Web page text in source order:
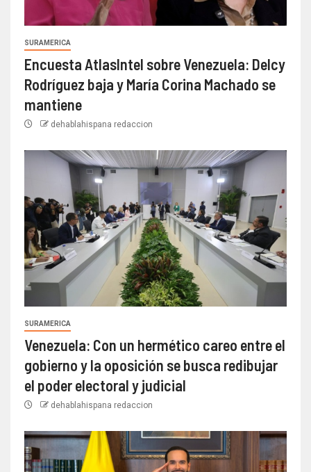
SURAMERICA
Encuesta AtlasIntel sobre Venezuela: Delcy
Rodríguez baja y María Corina Machado se
mantiene
dehablahispana redaccion
SURAMERICA
Venezuela: Con un hermético careo entre el
gobierno y la oposición se busca redibujar
el poder electoral y judicial
dehablahispana redaccion